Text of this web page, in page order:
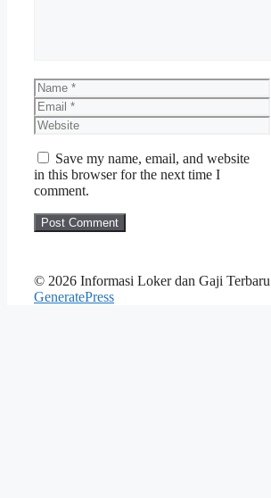
Name
Email
Website
Save my name, email, and website
in this browser for the next time I
comment.
© 2026 Informasi Loker dan Gaji Terbaru
GeneratePress